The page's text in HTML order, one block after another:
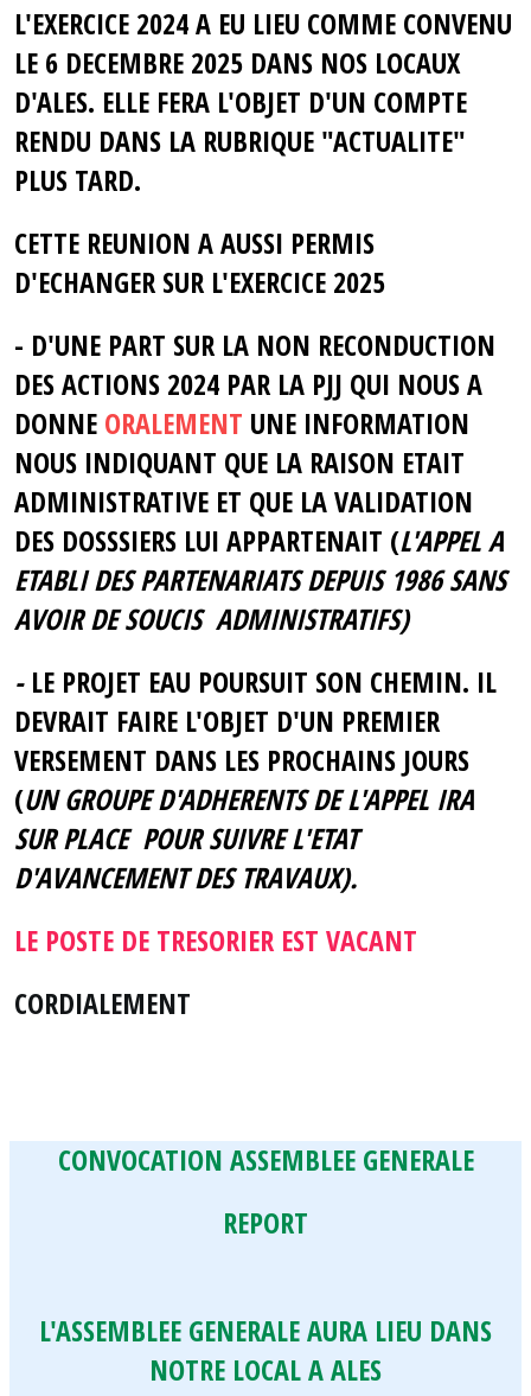
L'EXERCICE 2024 A EU LIEU COMME CONVENU
LE 6 DECEMBRE 2025 DANS NOS LOCAUX
D'ALES. ELLE FERA L'OBJET D'UN COMPTE
RENDU DANS LA RUBRIQUE "ACTUALITE"
PLUS TARD.
CETTE REUNION A AUSSI PERMIS
D'ECHANGER SUR L'EXERCICE 2025
- D'UNE PART SUR LA NON RECONDUCTION
DES ACTIONS 2024 PAR LA PJJ QUI NOUS A
DONNE ORALEMENT UNE INFORMATION
NOUS INDIQUANT QUE LA RAISON ETAIT
ADMINISTRATIVE ET QUE LA VALIDATION
DES DOSSSIERS LUI APPARTENAIT (L'APPEL A
ETABLI DES PARTENARIATS DEPUIS 1986 SANS
AVOIR DE SOUCIS ADMINISTRATIFS)
- LE PROJET EAU POURSUIT SON CHEMIN. IL
DEVRAIT FAIRE L'OBJET D'UN PREMIER
VERSEMENT DANS LES PROCHAINS JOURS
(UN GROUPE D'ADHERENTS DE L'APPEL IRA
SUR PLACE POUR SUIVRE L'ETAT
D'AVANCEMENT DES TRAVAUX).
LE POSTE DE TRESORIER EST VACANT
CORDIALEMENT
CONVOCATION ASSEMBLEE GENERALE
REPORT
L'ASSEMBLEE GENERALE AURA LIEU DANS
NOTRE LOCAL A ALES